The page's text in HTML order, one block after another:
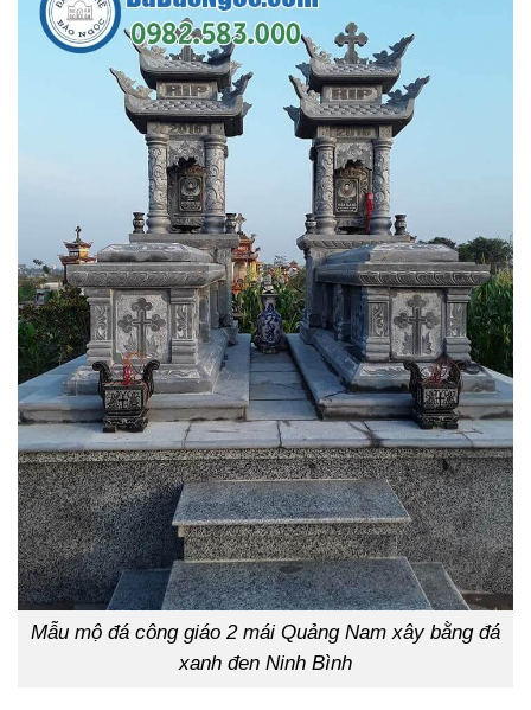
Mẫu mộ đá công giáo 2 mái Quảng Nam xây bằng đá
xanh đen Ninh Bình